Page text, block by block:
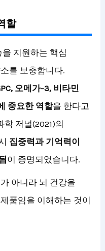
할
지원하는 핵심
를 보충합니다.
오메가-3, 비타민
중요한 역할을 한다고
저널(2021)의
집중력과 기억력이
이 증명되었습니다.
아니라 뇌 건강을
품임을 이해하는 것이